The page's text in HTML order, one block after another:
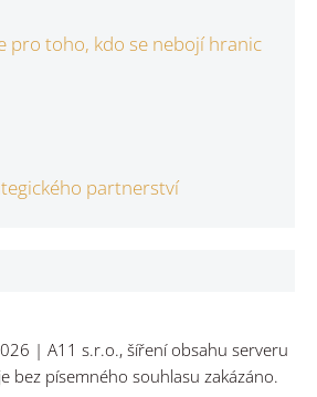
pro toho, kdo se nebojí hranic
partnerství
| A11 s.r.o., šíření obsahu serveru
bez písemného souhlasu zakázáno.